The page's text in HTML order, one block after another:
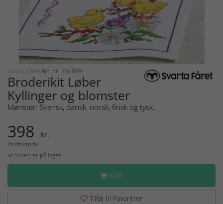
Svarta Fåret Art. nr: 350099
Broderikit Løber
Kyllinger og blomster
Mønster: Svensk, dansk, norsk, finsk og tysk.
398 kr.
Prishistorik
Varen er på lager
KØB
Tilføj til Favoritter